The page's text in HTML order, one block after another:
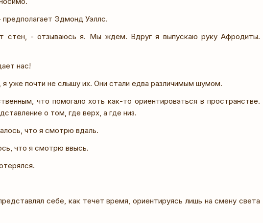
Эдмонд Уэллс.
стен, - отзываюсь я. Мы ждем. Вдруг я выпускаю руку Афродиты.
нас!
я уже почти не слышу их. Они стали едва различимым шумом.
что помогало хоть как-то ориентироваться в пространстве.
о том, где верх, а где низ.
что я смотрю вдаль.
что я смотрю ввысь.
себе, как течет время, ориентируясь лишь на смену света